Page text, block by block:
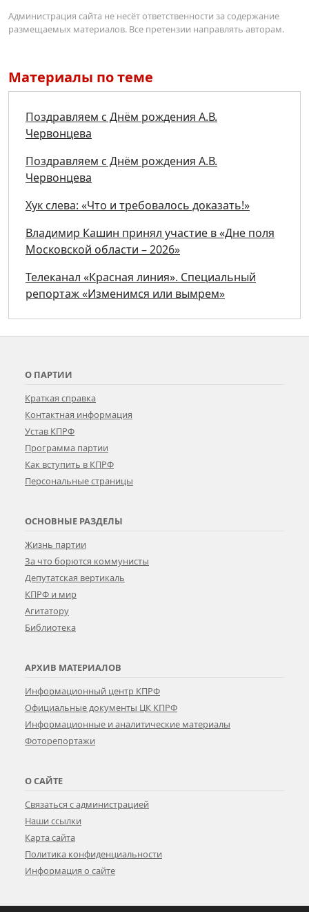
Администрация сайта не несёт ответственности за содержание
размещаемых материалов. Все претензии направлять авторам.
Материалы по теме
Поздравляем с Днём рождения А.В.
Червонцева
Поздравляем с Днём рождения А.В.
Червонцева
Хук слева: «Что и требовалось доказать!»
Владимир Кашин принял участие в «Дне поля
Московской области – 2026»
Телеканал «Красная линия». Специальный
репортаж «Изменимся или вымрем»
О ПАРТИИ
Краткая справка
Контактная информация
Устав КПРФ
Программа партии
Как вступить в КПРФ
Персональные страницы
ОСНОВНЫЕ РАЗДЕЛЫ
Жизнь партии
За что борются коммунисты
Депутатская вертикаль
КПРФ и мир
Агитатору
Библиотека
АРХИВ МАТЕРИАЛОВ
Информационный центр КПРФ
Официальные документы ЦК КПРФ
Информационные и аналитические материалы
Фоторепортажи
О САЙТЕ
Связаться с администрацией
Наши ссылки
Карта сайта
Политика конфиденциальности
Информация о сайте